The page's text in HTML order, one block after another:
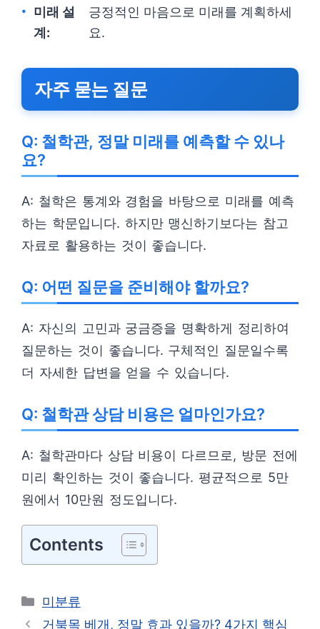
미래 설
계:
긍정적인 마음으로 미래를 계획하세
요.
자주 묻는 질문
Q: 철학관, 정말 미래를 예측할 수 있나
요?
A: 철학은 통계와 경험을 바탕으로 미래를 예측
하는 학문입니다. 하지만 맹신하기보다는 참고
자료로 활용하는 것이 좋습니다.
Q: 어떤 질문을 준비해야 할까요?
A: 자신의 고민과 궁금증을 명확하게 정리하여
질문하는 것이 좋습니다. 구체적인 질문일수록
더 자세한 답변을 얻을 수 있습니다.
Q: 철학관 상담 비용은 얼마인가요?
A: 철학관마다 상담 비용이 다르므로, 방문 전에
미리 확인하는 것이 좋습니다. 평균적으로 5만
원에서 10만원 정도입니다.
Contents
카
테
미분류
거북목 베개, 정말 효과 있을까? 4가지 핵심